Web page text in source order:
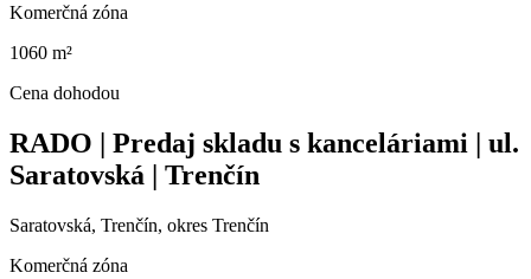
Komerčná zóna
1060 m²
Cena dohodou
RADO | Predaj skladu s kanceláriami | ul.
Saratovská | Trenčín
Saratovská, Trenčín, okres Trenčín
Komerčná zóna